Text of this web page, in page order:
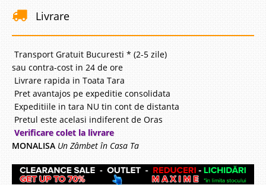
Livrare
Transport Gratuit Bucuresti * (2-5 zile)
sau contra-cost in 24 de ore
Livrare rapida in Toata Tara
Pret avantajos pe expeditie consolidata
Expeditiile in tara NU tin cont de distanta
Pretul este acelasi indiferent de Oras
Verificare colet la livrare
MONALISA Un Zâmbet în Casa Ta